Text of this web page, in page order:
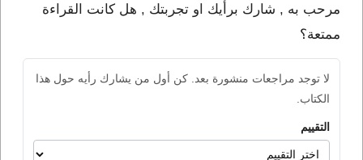
مرحب به , شارك برأيك او تجربتك , هل كانت القراءة
ممتعة؟
لا توجد مراجعات منشورة بعد. كن أول من يشارك رأيه حول هذا
الكتاب.
التقييم